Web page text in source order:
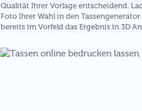
Qualität Ihrer Vorlage entscheidend.
Foto Ihrer Wahl in den
bereits im Vorfeld das Ergebnis in 3D